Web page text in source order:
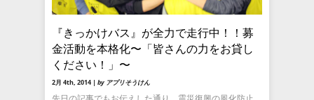
『きっかけバス』が全力で走行中！！募
金活動を本格化〜「皆さんの力をお貸し
ください！」〜
2月 4th, 2014 | by アプリそうけん